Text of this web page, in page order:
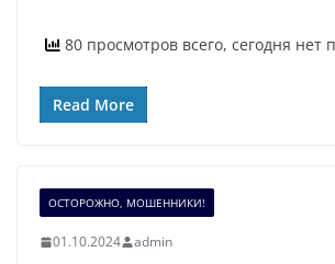
80 просмотров всего, сегодня нет
Read More
ОСТОРОЖНО, МОШЕННИКИ!
01.10.2024 admin